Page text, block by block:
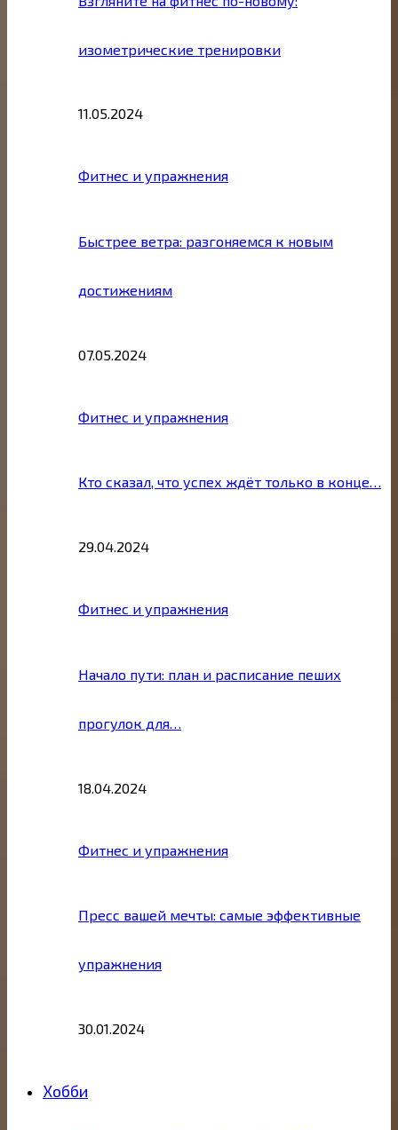
изометрические тренировки
11.05.2024
Фитнес и упражнения
Быстрее ветра: разгоняемся к новым
достижениям
07.05.2024
Фитнес и упражнения
Кто сказал, что успех ждёт только в конце…
29.04.2024
Фитнес и упражнения
Начало пути: план и расписание пеших
прогулок для…
18.04.2024
Фитнес и упражнения
Пресс вашей мечты: самые эффективные
упражнения
30.01.2024
Хобби